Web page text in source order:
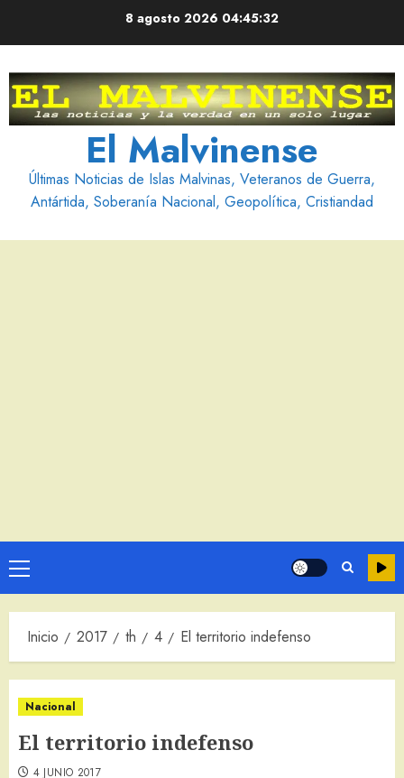
8 agosto 2026 04:45:33
El Malvinense
Últimas Noticias de Islas Malvinas, Veteranos de Guerra,
Antártida, Soberanía Nacional, Geopolítica, Cristiandad
Menú
principal
Inicio 2017 th 4 El territorio indefenso
Nacional
El territorio indefenso
4 JUNIO 2017